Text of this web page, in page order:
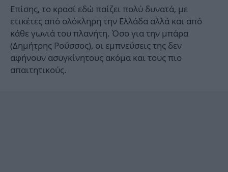
Επίσης, το κρασί εδώ παίζει πολύ δυνατά, με
ετικέτες από ολόκληρη την Ελλάδα αλλά και από
κάθε γωνιά του πλανήτη. Όσο για την μπάρα
(Δημήτρης Ρούσσος), οι εμπνεύσεις της δεν
αφήνουν ασυγκίνητους ακόμα και τους πιο
απαιτητικούς.